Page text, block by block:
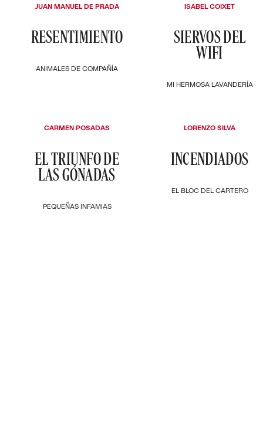
ANIMALES DE COMPAÑÍA
RESENTIMIENTO
JUAN MANUEL DE PRADA
MI HERMOSA LAVANDERÍA
SIERVOS DEL
WIFI
ISABEL COIXET
PEQUEÑAS INFAMIAS
EL TRIUNFO DE
LAS GÓNADAS
CARMEN POSADAS
EL BLOC DEL CARTERO
INCENDIADOS
LORENZO SILVA